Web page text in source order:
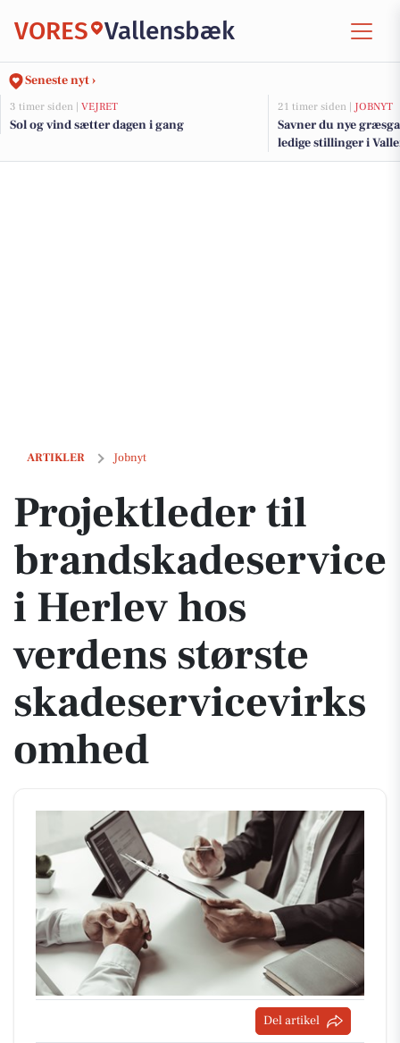
VORES Vallensbæk
Seneste nyt ›
3 timer siden | VEJRET
Sol og vind sætter dagen i gang
21 timer siden | JOBNYT
Savner du nye
ledige stillinger i
ARTIKLER Jobnyt
Projektleder til brandskadeservice i Herlev hos verdens største
Projektleder til
brandskadeservice
i Herlev hos
verdens største
skadeservicevirks
omhed
Del artikel